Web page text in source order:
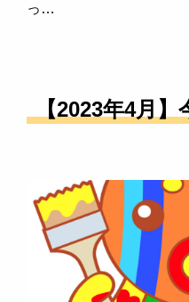
っ…
【2023年4月